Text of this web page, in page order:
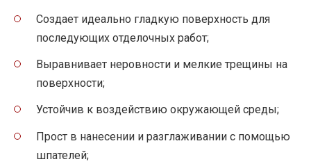
Создает идеально гладкую поверхность для
последующих отделочных работ;
Выравнивает неровности и мелкие трещины на
поверхности;
Устойчив к воздействию окружающей среды;
Прост в нанесении и разглаживании с помощью
шпателей;